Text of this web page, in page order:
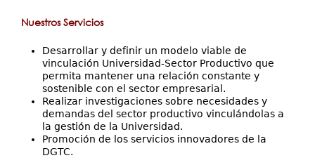
Nuestros Servicios
Desarrollar y definir un modelo viable de
vinculación Universidad-Sector Productivo que
permita mantener una relación constante y
sostenible con el sector empresarial.
Realizar investigaciones sobre necesidades y
demandas del sector productivo vinculándolas a
la gestión de la Universidad.
Promoción de los servicios innovadores de la
DGTC.